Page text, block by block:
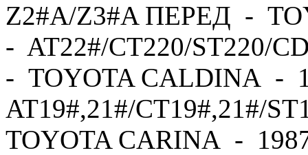
Z2#A/Z3#A ПЕРЕД -
- AT22#/CT220/ST220/
- TOYOTA CALDINA -
AT19#,21#/CT19#,21#/
TOYOTA CARINA -